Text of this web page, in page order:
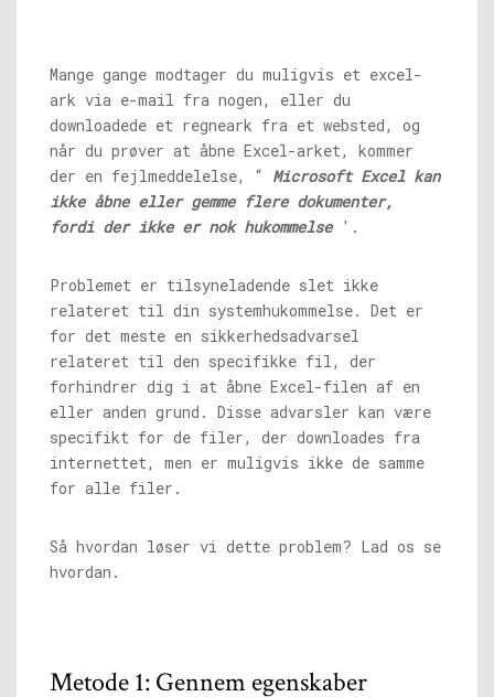
Mange gange modtager du muligvis et excel-
ark via e-mail fra nogen, eller du
downloadede et regneark fra et websted, og
når du prøver at åbne Excel-arket, kommer
der en fejlmeddelelse, “ Microsoft Excel kan
ikke åbne eller gemme flere dokumenter,
fordi der ikke er nok hukommelse '.
Problemet er tilsyneladende slet ikke
relateret til din systemhukommelse. Det er
for det meste en sikkerhedsadvarsel
relateret til den specifikke fil, der
forhindrer dig i at åbne Excel-filen af ​​en
eller anden grund. Disse advarsler kan være
specifikt for de filer, der downloades fra
internettet, men er muligvis ikke de samme
for alle filer.
Så hvordan løser vi dette problem? Lad os se
hvordan.
Metode 1: Gennem egenskaber